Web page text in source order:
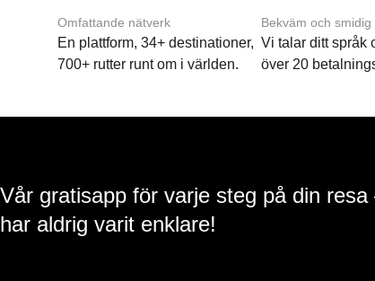
Omfattande nätverk
En plattform, 34+ destinationer,
700+ rutter runt om i världen.
Bekväm och smidig
Vi talar ditt språk
över 20
Vår gratisapp för varje steg på din resa
har aldrig varit enklare!